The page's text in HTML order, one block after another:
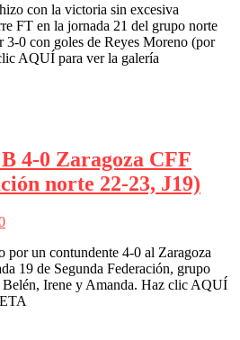
con la victoria sin excesiva
FT en la jornada 21 del grupo norte
3-0 con goles de Reyes Moreno (por
AQUÍ para ver la galería
4-0 Zaragoza CFF
norte 22-23, J19)
por un contundente 4-0 al Zaragoza
19 de Segunda Federación, grupo
Belén, Irene y Amanda. Haz clic AQUÍ